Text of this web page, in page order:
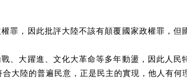
罪，因此批評大陸不該有顛覆國家政權罪，但
、大躍進、文化大革命等多年動盪，因此人民
大陸的普遍民意，正是民主的實現，他人有